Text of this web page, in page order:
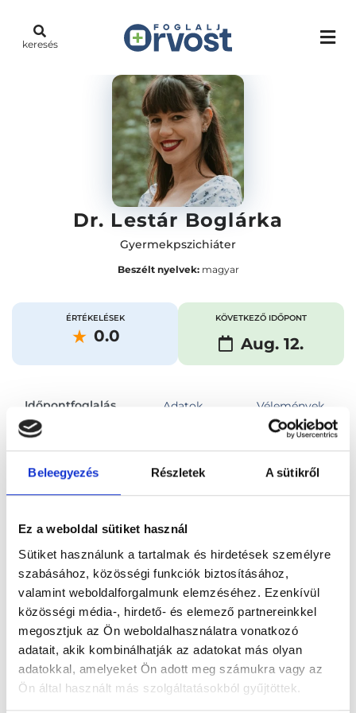
Beleegyezés Részletek A sütikről
Ez a weboldal sütiket használ
Sütiket használunk a tartalmak és hirdetések személyre
szabásához, közösségi funkciók biztosításához,
valamint weboldalforgalmunk elemzéséhez. Ezenkívül
közösségi média-, hirdető- és elemező partnereinkkel
megosztjuk az Ön weboldalhasználatra vonatkozó
adatait, akik kombinálhatják az adatokat más olyan
adatokkal, amelyeket Ön adott meg számukra vagy az
Ön által használt más szolgáltatásokból gyűjtöttek.
keresés
Dr. Lestár Boglárka
Gyermekpszichiáter
Beszélt nyelvek:magyar
ÉRTÉKELÉSEK
0.0
KÖVETKEZŐ IDŐPONT
Aug. 12.
Időpontfoglalás Adatok Vélemények
Főoldal Orvosok Pszichiáter
Pszichiáter, Online konzultáció Dr. Lestár Boglárka